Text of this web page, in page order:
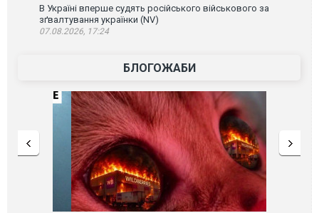
В Україні вперше судять російського військового за
зґвалтування українки (NV)
07.08.2026, 17:24
БЛОГОЖАБИ